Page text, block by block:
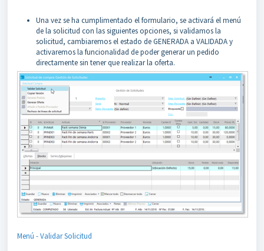
Una vez se ha cumplimentado el formulario, se activará el menú
de la solicitud con las siguientes opciones, si validamos la
solicitud, cambiaremos el estado de GENERADA a VALIDADA y
activaremos la funcionalidad de poder generar un pedido
directamente sin tener que realizar la oferta.
Menú -Validar Solicitud